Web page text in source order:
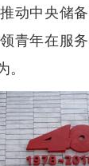
动中央储
青年在服